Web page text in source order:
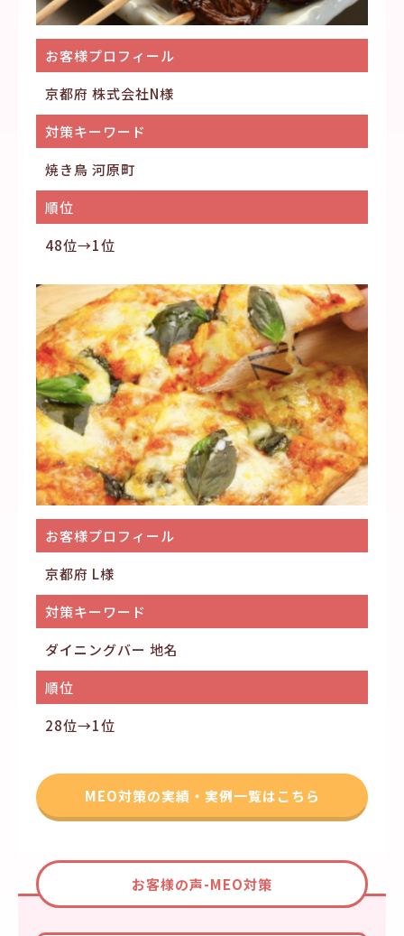
お客様プロフィール
京都府 株式会社N様
対策キーワード
焼き鳥 河原町
順位
48位→1位
お客様プロフィール
京都府 L様
対策キーワード
ダイニングバー 地名
順位
28位→1位
MEO対策の実績・実例一覧はこちら
お客様の声-MEO対策